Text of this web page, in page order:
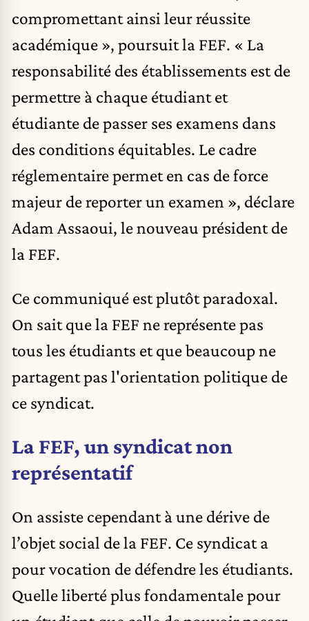
compromettant ainsi leur réussite
académique », poursuit la FEF. « La
responsabilité des établissements est de
permettre à chaque étudiant et
étudiante de passer ses examens dans
des conditions équitables. Le cadre
réglementaire permet en cas de force
majeur de reporter un examen », déclare
Adam Assaoui, le nouveau président de
la FEF.
Ce communiqué est plutôt paradoxal.
On sait que la FEF ne représente pas
tous les étudiants et que beaucoup ne
partagent pas l'orientation politique de
ce syndicat.
La FEF, un syndicat non
représentatif
On assiste cependant à une dérive de
l’objet social de la FEF. Ce syndicat a
pour vocation de défendre les étudiants.
Quelle liberté plus fondamentale pour